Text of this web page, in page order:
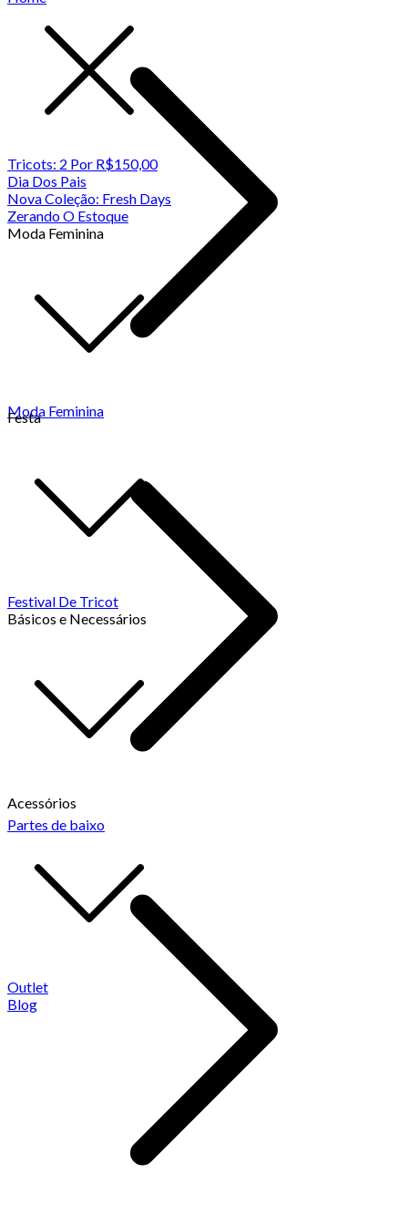
Tricots: 2 Por R$150,00
Dia Dos Pais
Nova Coleção: Fresh Days
Zerando O Estoque
Moda Feminina
Festa
Festival De Tricot
Básicos e Necessários
Acessórios
Outlet
Blog
Moda Feminina
Partes de baixo